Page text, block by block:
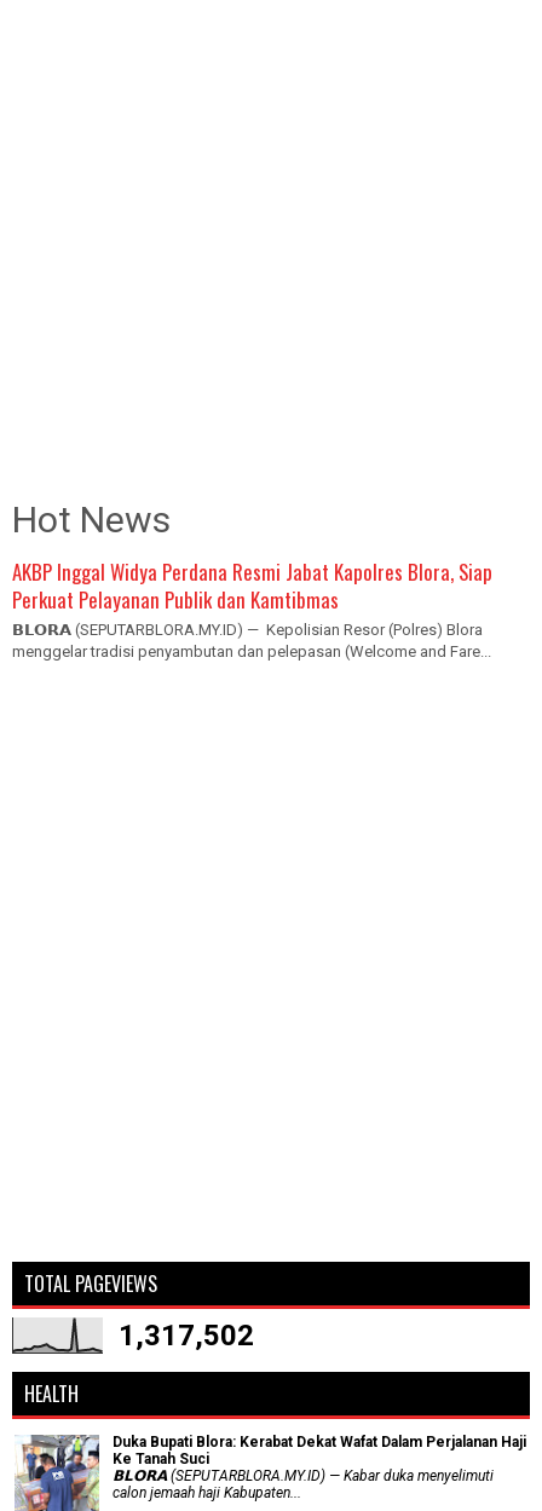
Hot News
AKBP Inggal Widya Perdana Resmi Jabat Kapolres Blora, Siap
Perkuat Pelayanan Publik dan Kamtibmas
𝗕𝗟𝗢𝗥𝗔 (SEPUTARBLORA.MY.ID) — Kepolisian Resor (Polres) Blora
menggelar tradisi penyambutan dan pelepasan (Welcome and Fare...
TOTAL PAGEVIEWS
1,317,502
HEALTH
Duka Bupati Blora: Kerabat Dekat Wafat Dalam Perjalanan Haji
Ke Tanah Suci
𝗕𝗟𝗢𝗥𝗔 (SEPUTARBLORA.MY.ID) — Kabar duka menyelimuti
calon jemaah haji Kabupaten...